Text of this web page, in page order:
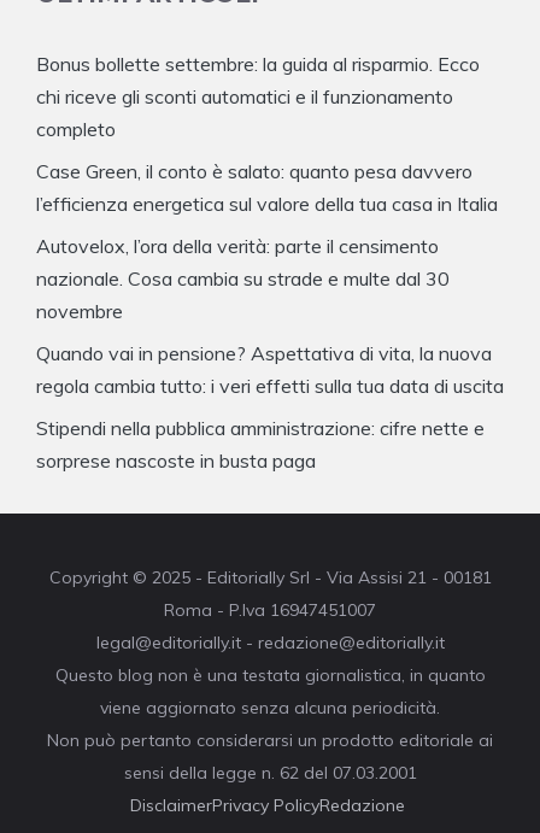
Bonus bollette settembre: la guida al risparmio. Ecco
chi riceve gli sconti automatici e il funzionamento
completo
Case Green, il conto è salato: quanto pesa davvero
l’efficienza energetica sul valore della tua casa in Italia
Autovelox, l’ora della verità: parte il censimento
nazionale. Cosa cambia su strade e multe dal 30
novembre
Quando vai in pensione? Aspettativa di vita, la nuova
regola cambia tutto: i veri effetti sulla tua data di uscita
Stipendi nella pubblica amministrazione: cifre nette e
sorprese nascoste in busta paga
Copyright © 2025 - Editorially Srl - Via Assisi 21 - 00181
Roma - P.Iva 16947451007
legal@editorially.it - redazione@editorially.it
Questo blog non è una testata giornalistica, in quanto
viene aggiornato senza alcuna periodicità.
Non può pertanto considerarsi un prodotto editoriale ai
sensi della legge n. 62 del 07.03.2001
DisclaimerPrivacy PolicyRedazione